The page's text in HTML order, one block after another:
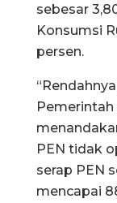
sebesar
Konsumsi
persen.
PEN tidak
serap PEN
mencapai